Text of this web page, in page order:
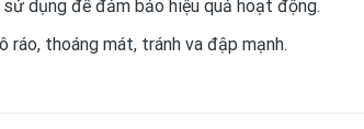
dụng để đảm bảo hiệu quả hoạt động.
ráo, thoáng mát, tránh va đập mạnh.